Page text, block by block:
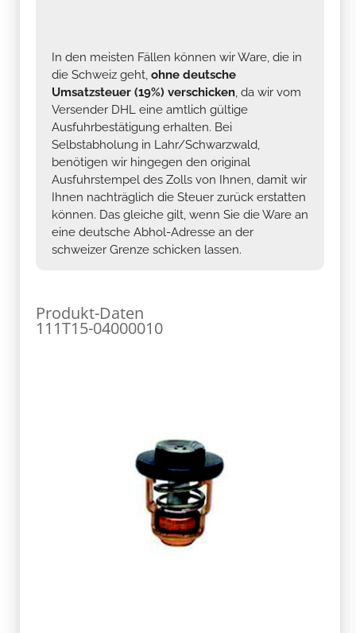
In den meisten Fällen können wir Ware, die in
die Schweiz geht, ohne deutsche
Umsatzsteuer (19%) verschicken, da wir vom
Versender DHL eine amtlich gültige
Ausfuhrbestätigung erhalten. Bei
Selbstabholung in Lahr/Schwarzwald,
benötigen wir hingegen den original
Ausfuhrstempel des Zolls von Ihnen, damit wir
Ihnen nachträglich die Steuer zurück erstatten
können. Das gleiche gilt, wenn Sie die Ware an
eine deutsche Abhol-Adresse an der
schweizer Grenze schicken lassen.
Produkt-Daten
111T15-04000010